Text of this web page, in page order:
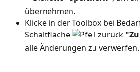
übernehmen.
Klicke in der Toolbox bei
Schaltfläche
alle Änderungen zu verwerfen.